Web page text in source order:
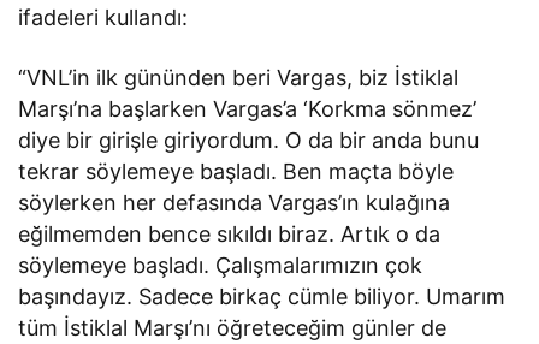
ifadeleri kullandı:
“VNL’in ilk gününden beri Vargas, biz İstiklal
Marşı’na başlarken Vargas’a ‘Korkma sönmez’
diye bir girişle giriyordum. O da bir anda bunu
tekrar söylemeye başladı. Ben maçta böyle
söylerken her defasında Vargas’ın kulağına
eğilmemden bence sıkıldı biraz. Artık o da
söylemeye başladı. Çalışmalarımızın çok
başındayız. Sadece birkaç cümle biliyor. Umarım
tüm İstiklal Marşı’nı öğreteceğim günler de